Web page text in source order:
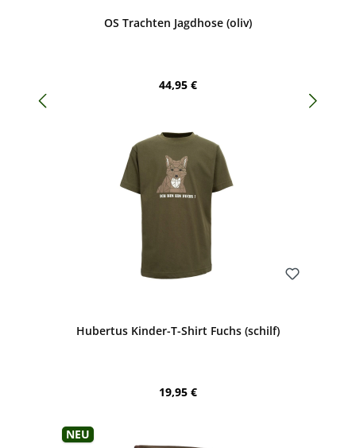
OS Trachten Jagdhose (oliv)
Regulärer Preis:
44,95 €
Hubertus Kinder-T-Shirt Fuchs (schilf)
Regulärer Preis:
19,95 €
Neu